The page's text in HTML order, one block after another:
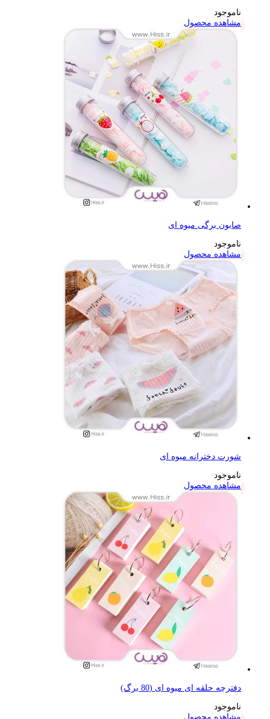
ناموجود
مشاهده محصول
صابون برگی میوه ای
ناموجود
مشاهده محصول
شورت دخترانه میوه ای
ناموجود
مشاهده محصول
دفترچه حلقه ای میوه ای (80 برگ)
ناموجود
مشاهده محصول